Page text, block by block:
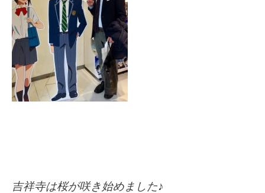
吉祥寺は桜が咲き始めました♪